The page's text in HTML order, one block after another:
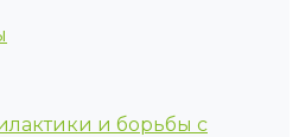
и борьбы с